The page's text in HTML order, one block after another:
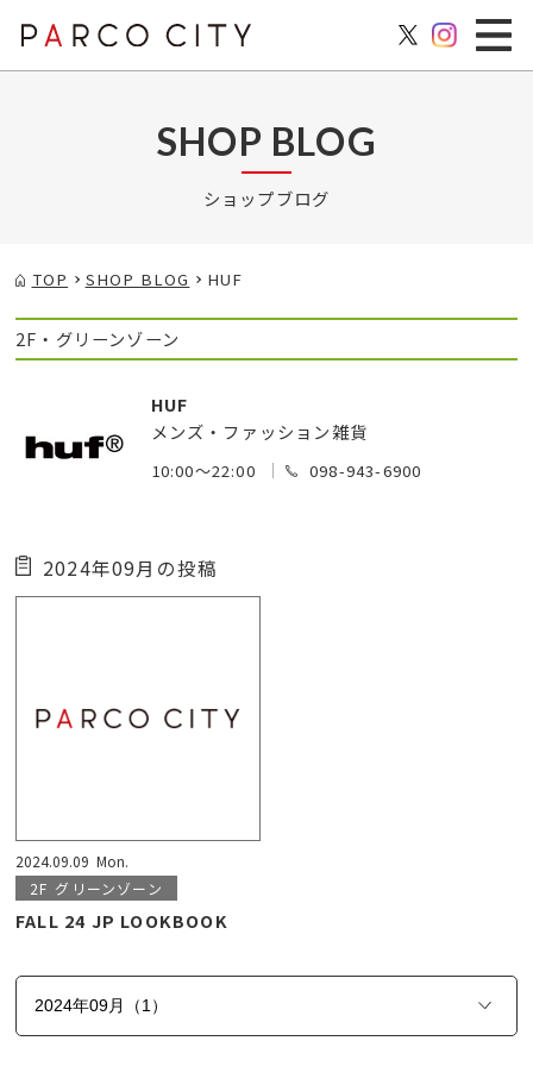
SHOP BLOG
ショップブログ
TOP SHOP BLOG HUF
2F・グリーンゾーン
HUF
メンズ・ファッション雑貨
10:00～22:00 098-943-6900
2024年09月の投稿
2024.09.09 Mon.
2F グリーンゾーン
FALL 24 JP LOOKBOOK